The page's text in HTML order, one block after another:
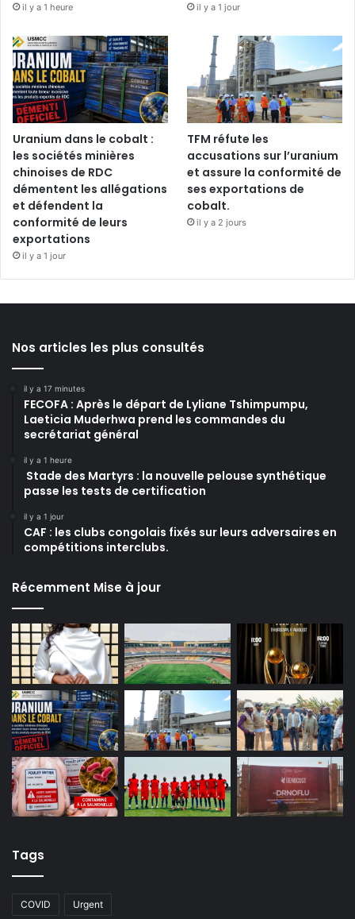
il y a 1 heure il y a 1 jour
Uranium dans le cobalt :
les sociétés minières
chinoises de RDC
démentent les allégations
et défendent la
conformité de leurs
exportations
il y a 1 jour
TFM réfute les
accusations sur l’uranium
et assure la conformité de
ses exportations de
cobalt.
il y a 2 jours
Nos articles les plus consultés
il y a 17 minutes
FECOFA : Après le départ de Lyliane Tshimpumpu,
Laeticia Muderhwa prend les commandes du
secrétariat général
il y a 1 heure
Stade des Martyrs : la nouvelle pelouse synthétique
passe les tests de certification
il y a 1 jour
CAF : les clubs congolais fixés sur leurs adversaires en
compétitions interclubs.
Récemment Mise à jour
Tags
COVID Urgent